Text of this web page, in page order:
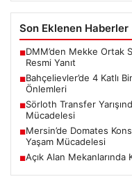
Son Eklenen Haberler
■DMM’den Mekke Ortak
Resmi Yanıt
■Bahçelievler’de 4 Katlı
Önlemleri
■Sörloth Transfer
Mücadelesi
■Mersin’de Domates
Yaşam Mücadelesi
■Açık Alan